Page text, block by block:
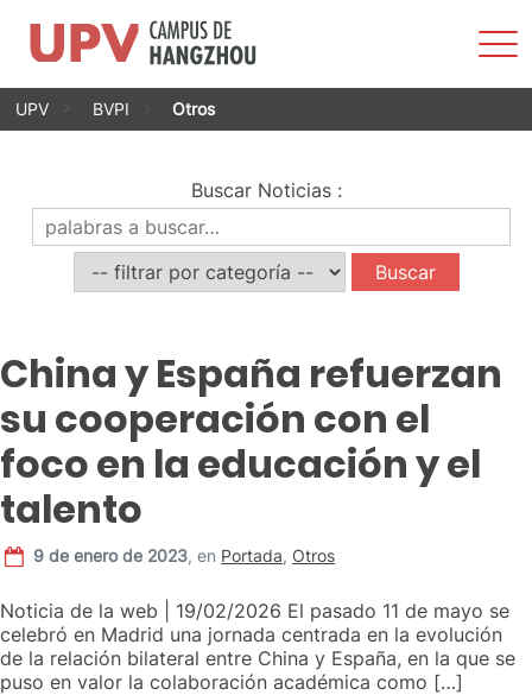
Saltar
UPV BVPI Otros
Buscar Noticias:
China y España refuerzan
su cooperación con el
foco en la educación y el
talento
9 de enero de 2023,en Portada,Otros
Noticia de la web | 19/02/2026 El pasado 11 de mayo se
celebró en Madrid una jornada centrada en la evolución
de la relación bilateral entre China y España, en la que se
puso en valor la colaboración académica como […]